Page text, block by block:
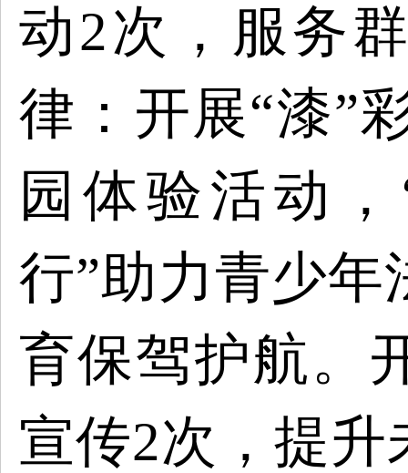
动2次，服务
律：开展“漆”
园体验活动
行”助力青少
育保驾护航。
宣传2次，提